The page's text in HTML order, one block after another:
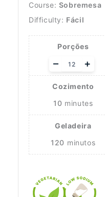
Course: Sobremesa
Difficulty: Fácil
Porções
Adjust
servings
+
–
Cozimento
10 minutes
Geladeira
120 minutos